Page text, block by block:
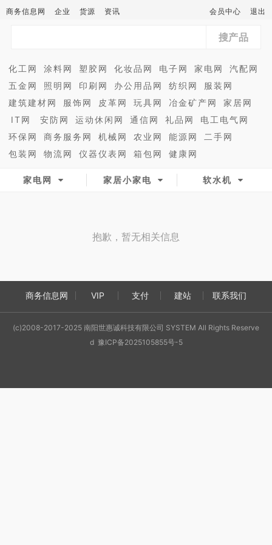
商务信息网 企业 货源 资讯 会员中心 退出
搜产品
化工网 涂料网 塑胶网 化妆品网 电子网 家电网
汽配网
五金网
照明网 印刷网 办公用品网 纺织网
服装网
建筑建材网
服饰网 皮革网 玩具网 冶金矿产网
家居网
IT网
安防网 运动休闲网 通信网 礼品网
电工电气网
环保网
商务服务网 机械网 农业网 能源网
二手网
包装网
物流网 仪器仪表网 箱包网 健康网
家电网 家居小家电 软水机
抱歉，暂无相关信息
商务信息网 VIP 支付 建站 联系我们
(c)2008-2017-2025 南阳世惠诚科技有限公司 SYSTEM All Rights Reserve
d 豫ICP备2025105855号-5